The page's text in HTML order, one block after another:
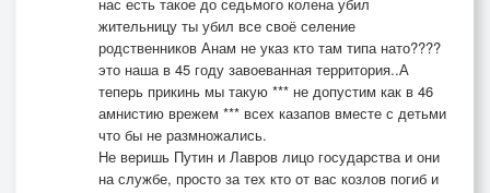
жительницу ты убил все своё селение
родственников Анам не указ кто там типа нато????
это наша в 45 году завоеванная территория..А
теперь прикинь мы такую *** не допустим как в 46
амнистию врежем *** всех казапов вместе с детьми
что бы не размножались.
Не веришь Путин и Лавров лицо государства и они
на службе, просто за тех кто от вас козлов погиб и